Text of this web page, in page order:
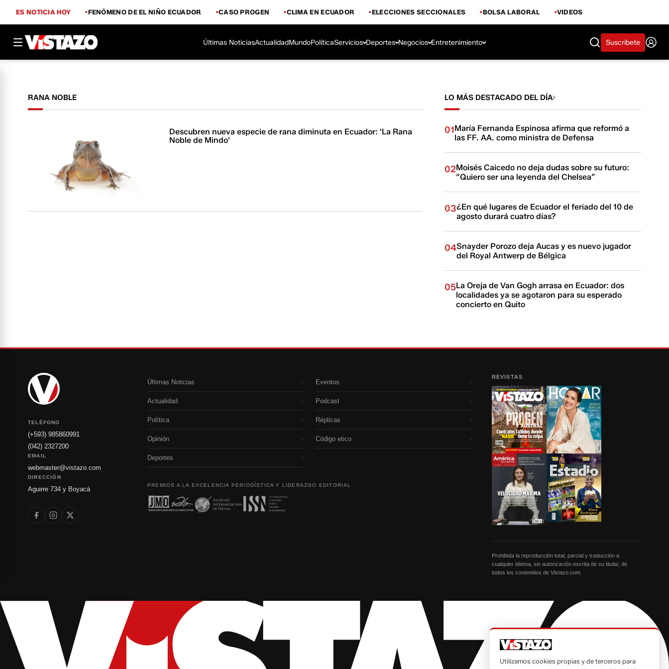
ES NOTICIA HOY FENÓMENO DE EL NIÑO ECUADOR CASO PROGEN CLIMA EN ECUADOR ELECCIONES SECCIONALES BOLSA LABORAL VIDEOS
Últimas NoticiasActualidadMundoPolíticaServicios Deportes Negocios Entretenimiento Suscríbete
RANA NOBLE
Descubren nueva especie de rana diminuta en Ecuador: 'La Rana
Noble de Mindo'
LO MÁS DESTACADO DEL DÍA
01María Fernanda Espinosa afirma que reformó a
las FF. AA. como ministra de Defensa
02Moisés Caicedo no deja dudas sobre su futuro:
“Quiero ser una leyenda del Chelsea”
03¿En qué lugares de Ecuador el feriado del 10 de
agosto durará cuatro días?
04Snayder Porozo deja Aucas y es nuevo jugador
del Royal Antwerp de Bélgica
05La Oreja de Van Gogh arrasa en Ecuador: dos
localidades ya se agotaron para su esperado
concierto en Quito
TELÉFONO
(+593) 985860991
(042) 2327200
EMAIL
webmaster@vistazo.com
DIRECCIÓN
Aguirre 734 y Boyacá
Últimas Noticias ›
Actualidad ›
Política ›
Opinión ›
Deportes ›
Eventos ›
Podcast ›
Réplicas ›
Código etico ›
PREMIOS A LA EXCELENCIA PERIODÍSTICA Y LIDERAZGO EDITORIAL
REVISTAS
Prohibida la reproducción total, parcial y traducción a
cualquier idioma, sin autorización escrita de su titular, de
todos los contenidos de Vistazo.com.
Utilizamos cookies propias y de terceros para